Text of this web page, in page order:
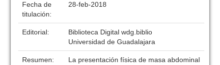
Fecha de
titulación:
28-feb-2018
Editorial:
Biblioteca Digital wdg.biblio
Universidad de Guadalajara
Resumen:
La presentación física de masa abdominal